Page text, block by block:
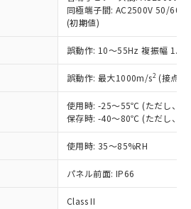
同極端子間: AC2500V 50/
(初期値)
誤動作: 10～55Hz 複振幅
誤動作: 最大1000m/s2 (接点
使用時: -25～55℃ (ただし、氷
保存時: -40～80℃ (ただし、氷
使用時: 35～85%RH
パネル前面: IP66
Class II
状況および標準価格はお客
先、またはお客様担当のオ
機器販売店・当社販売員に
御機器販売店や当社販売拠
売ネットワーク
」をご確認
よび標準価格結果を当社の
なく第三者に漏洩または開
うお願いします。
機能（部品リスト作成サー
利用いただくには、I-Web
にご登録されている必要が
1000ppm以下、フタル酸ブチ
1000ppm以下、フタル酸ジブチル
下、フタル酸ジイソブチル
業用監視および制御機器に対する
とを確認しています。
え状況などにより、予定
とがあります。
ル) : 1000ppm、 DIBP(フタル酸ジ
、 BBP(フタル酸ブチルベンジ
(2-エチルヘキシル)) : 1000ppm
質（10物質）のすべてが基
ことを示します。
用状況下において有害物
いし、環境に深刻な影響を
意味します。
す。当社販売部門へお問
貨物を破棄する場合は、完
るなど、違法に輸出されな
な手段を講じます。
製品を、核兵器、ミサイ
器、生物兵器またはその他
これらの製造装置等に一切
社製品を第三者に販売する
記1、2および3の内容を当
通知します。また当社は、
び販売に係わる関係者が違
るおそれがある場合は、取
たしません。
数には満たないが在庫あり
なし(最新の在庫状況につ
は、お客様のお取引先、ま
お客様担当のオムロン制御
販売店・当社販売員にご確
生産機種、また在庫状況の
公開していない機種